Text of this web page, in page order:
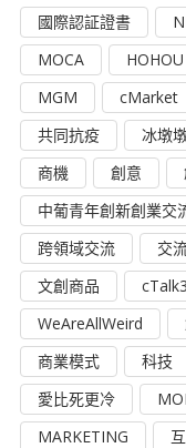
國際認証證書
MOCA
HOHOU
MGM
cMarket
共同抗疫
冰墩
商機
創意
中葡青年創新創業交
跨領域交流
交
文創商品
WeAreAllWeird
商業模式
科技
愛比死更冷
MARKETING